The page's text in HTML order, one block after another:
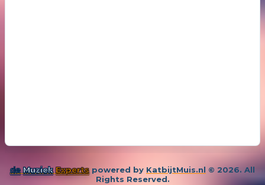
de Muziek Experts powered by KatbijtMuis.nl © 2026. All
Rights Reserved.